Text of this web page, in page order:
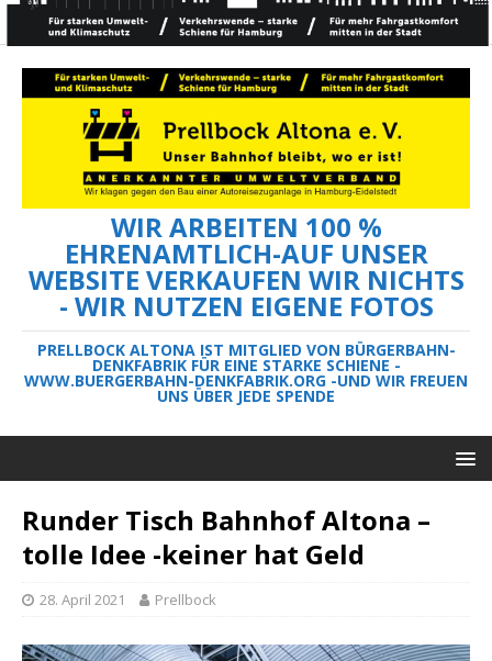
WIR ARBEITEN 100 %
EHRENAMTLICH-AUF UNSER
WEBSITE VERKAUFEN WIR NICHTS
- WIR NUTZEN EIGENE FOTOS
PRELLBOCK ALTONA IST MITGLIED VON BÜRGERBAHN-
DENKFABRIK FÜR EINE STARKE SCHIENE -
WWW.BUERGERBAHN-DENKFABRIK.ORG -UND WIR FREUEN
UNS ÜBER JEDE SPENDE
Runder Tisch Bahnhof Altona –
tolle Idee -keiner hat Geld
28. April 2021 Prellbock